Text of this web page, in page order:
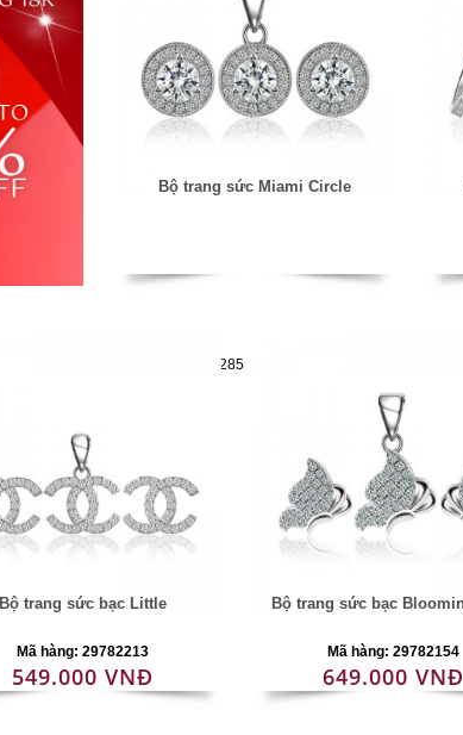
Bộ trang sức Miami Circle
Mã hàng:29782285
Bộ trang sức bạc Little
Mã hàng: 29782213
549.000 VNĐ
Bộ trang sức bạc
Mã hàng: 29782154
649.000 VNĐ